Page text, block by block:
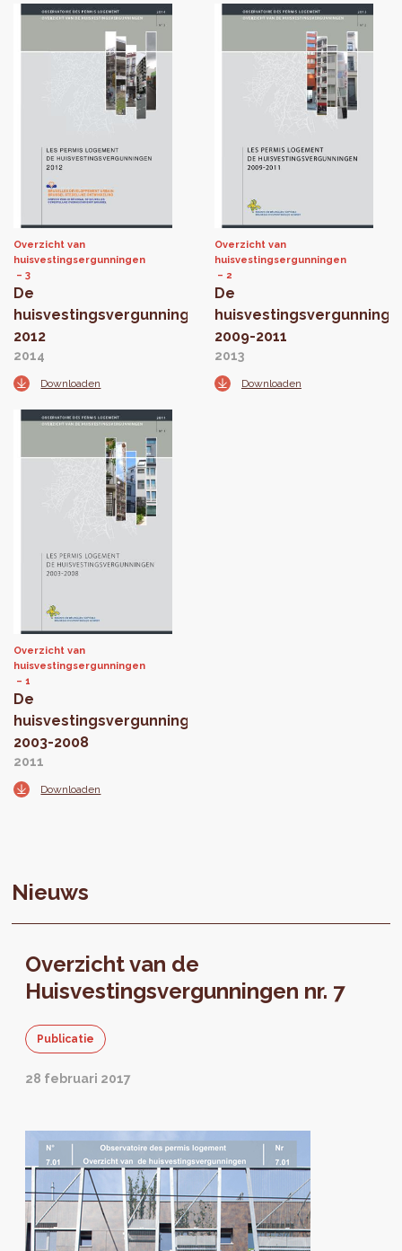
Overzicht van
huisvestingsergunningen
3
De
huisvestingsvergunningen
2012
2014
Downloaden
Overzicht van
huisvestingsergunningen
2
De
2009-2011
2013
Downloaden
Overzicht van
huisvestingsergunningen
1
De
huisvestingsvergunningen
2003-2008
2011
Downloaden
Nieuws
Overzicht van de
Huisvestingsvergunningen nr. 7
Publicatie
28 februari 2017